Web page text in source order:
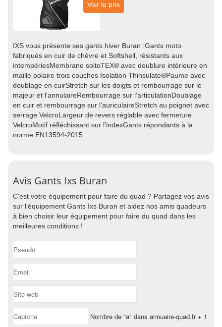
Voir le prix
IXS vous présente ses gants hiver Buran :Gants moto
fabriqués en cuir de chèvre et Softshell, résistants aux
intempériesMembrane soltoTEX® avec doublure intérieure en
maille polaire trois couches Isolation Thinsulate®Paume avec
doublage en cuirStretch sur les doigts et rembourrage sur le
majeur et l'annulaireRembourrage sur l'articulationDoublage
en cuir et rembourrage sur l'auriculaireStretch au poignet avec
serrage VelcroLargeur de revers réglable avec fermeture
VelcroMotif réfléchissant sur l'indexGants répondants à la
norme EN13594-2015
Avis Gants Ixs Buran
C'est votre équipement pour faire du quad ? Partagez vos avis
sur l'équipement Gants Ixs Buran et aidez nos amis quadeurs
à bien choisir leur équipement pour faire du quad dans les
meilleures conditions !
Nombre de "a" dans annuaire-quad.fr + 1